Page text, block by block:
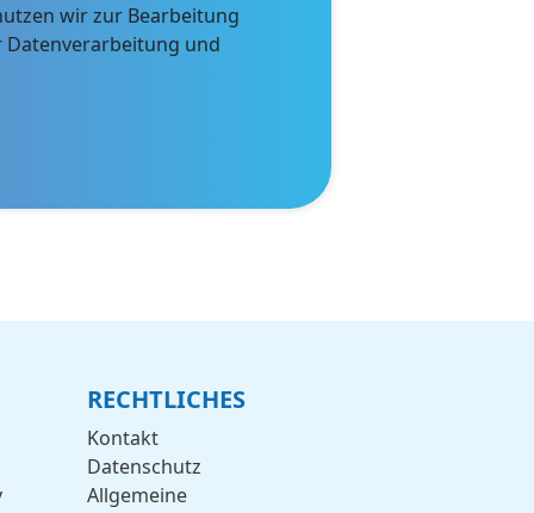
wir zur Bearbeitung
und
RECHTLICHES
Kontakt
Datenschutz
Allgemeine